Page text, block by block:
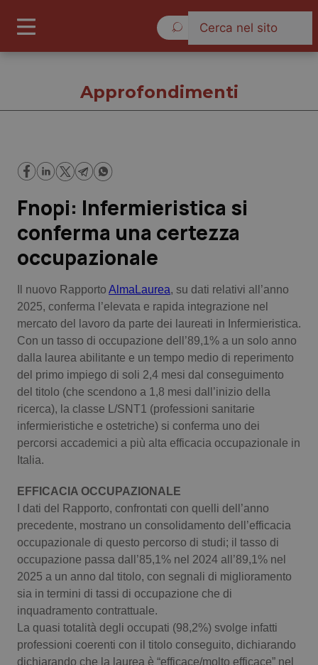
Cronache
Governo e Parlamento
Lavoro e Professioni
Scienza e Farmaci
Studi e Analisi
Lettere al direttore
Edizioni Regionali
QS Pro
Professionisti Sanitari.AI
Abruzzo
Basilicata
Calabria
QS Pro Gold
Artrite & artrosi
Asma & BPCO
QS Club Newsletter
Approfondimenti
Fnopi: Infermieristica si
conferma una certezza
occupazionale
Il nuovo Rapporto AlmaLaurea, su dati relativi all’anno
2025, conferma l’elevata e rapida integrazione nel
mercato del lavoro da parte dei laureati in Infermieristica.
Con un tasso di occupazione dell’89,1% a un solo anno
dalla laurea abilitante e un tempo medio di reperimento
del primo impiego di soli 2,4 mesi dal conseguimento
del titolo (che scendono a 1,8 mesi dall’inizio della
ricerca), la classe L/SNT1 (professioni sanitarie
infermieristiche e ostetriche) si conferma uno dei
percorsi accademici a più alta efficacia occupazionale in
Italia.
EFFICACIA OCCUPAZIONALE
I dati del Rapporto, confrontati con quelli dell’anno
precedente, mostrano un consolidamento dell’efficacia
occupazionale di questo percorso di studi; il tasso di
occupazione passa dall’85,1% nel 2024 all’89,1% nel
2025 a un anno dal titolo, con segnali di miglioramento
sia in termini di tassi di occupazione che di
inquadramento contrattuale.
La quasi totalità degli occupati (98,2%) svolge infatti
professioni coerenti con il titolo conseguito, dichiarando
dichiarando che la laurea è “efficace/molto efficace” nel